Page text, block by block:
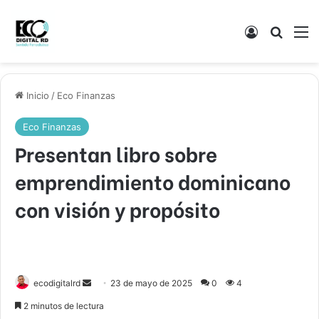
Acceso
Inicio / Eco Finanzas
Eco Finanzas
Presentan libro sobre
emprendimiento dominicano
con visión y propósito
ecodigitalrd
Send 23 de mayo de 2025 0 4
2 minutos de lectura